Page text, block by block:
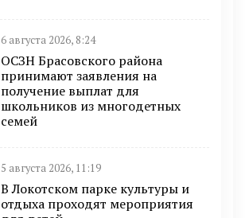
6 августа 2026, 8:24
ОСЗН Брасовского района
принимают заявления на
получение выплат для
школьников из многодетных
семей
5 августа 2026, 11:19
В Локотском парке культуры и
отдыха проходят мероприятия